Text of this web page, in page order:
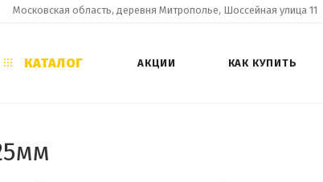
Московская область, деревня Митрополье, Шоссейная улица 11
КАТАЛОГ АКЦИИ КАК КУПИТЬ